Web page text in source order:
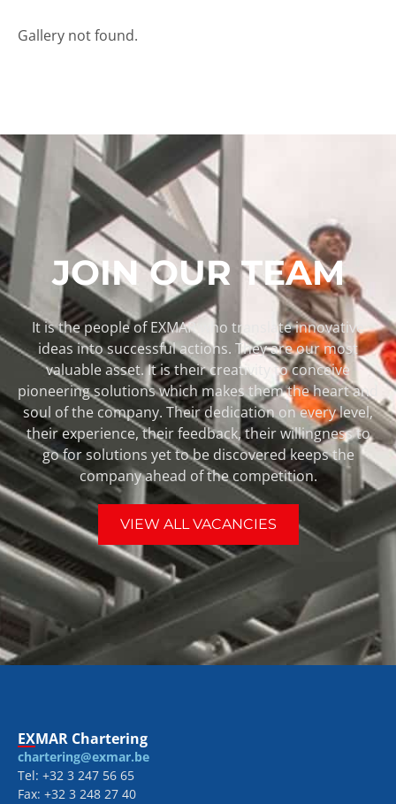
Gallery not found.
JOIN OUR TEAM
It is the people of EXMAR who translate innovative
ideas into successful actions. They are our most
valuable asset. It is their creativity to conceive
pioneering solutions which makes them the heart and
soul of the company. Their dedication on every level,
their experience, their feedback, their willingness to
go for solutions yet to be discovered keeps the
company ahead of the competition.
VIEW ALL VACANCIES
EXMAR Chartering
chartering@exmar.be
Tel: +32 3 247 56 65
Fax: +32 3 248 27 40